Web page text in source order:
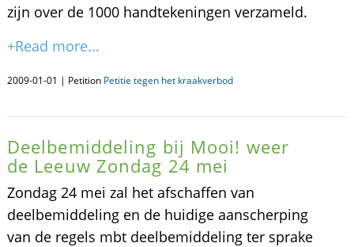
zijn over de 1000 handtekeningen verzameld.
+Read more...
2009-01-01 | Petition Petitie tegen het kraakverbod
Deelbemiddeling bij Mooi! weer
de Leeuw Zondag 24 mei
Zondag 24 mei zal het afschaffen van
deelbemiddeling en de huidige aanscherping
van de regels mbt deelbemiddeling ter sprake